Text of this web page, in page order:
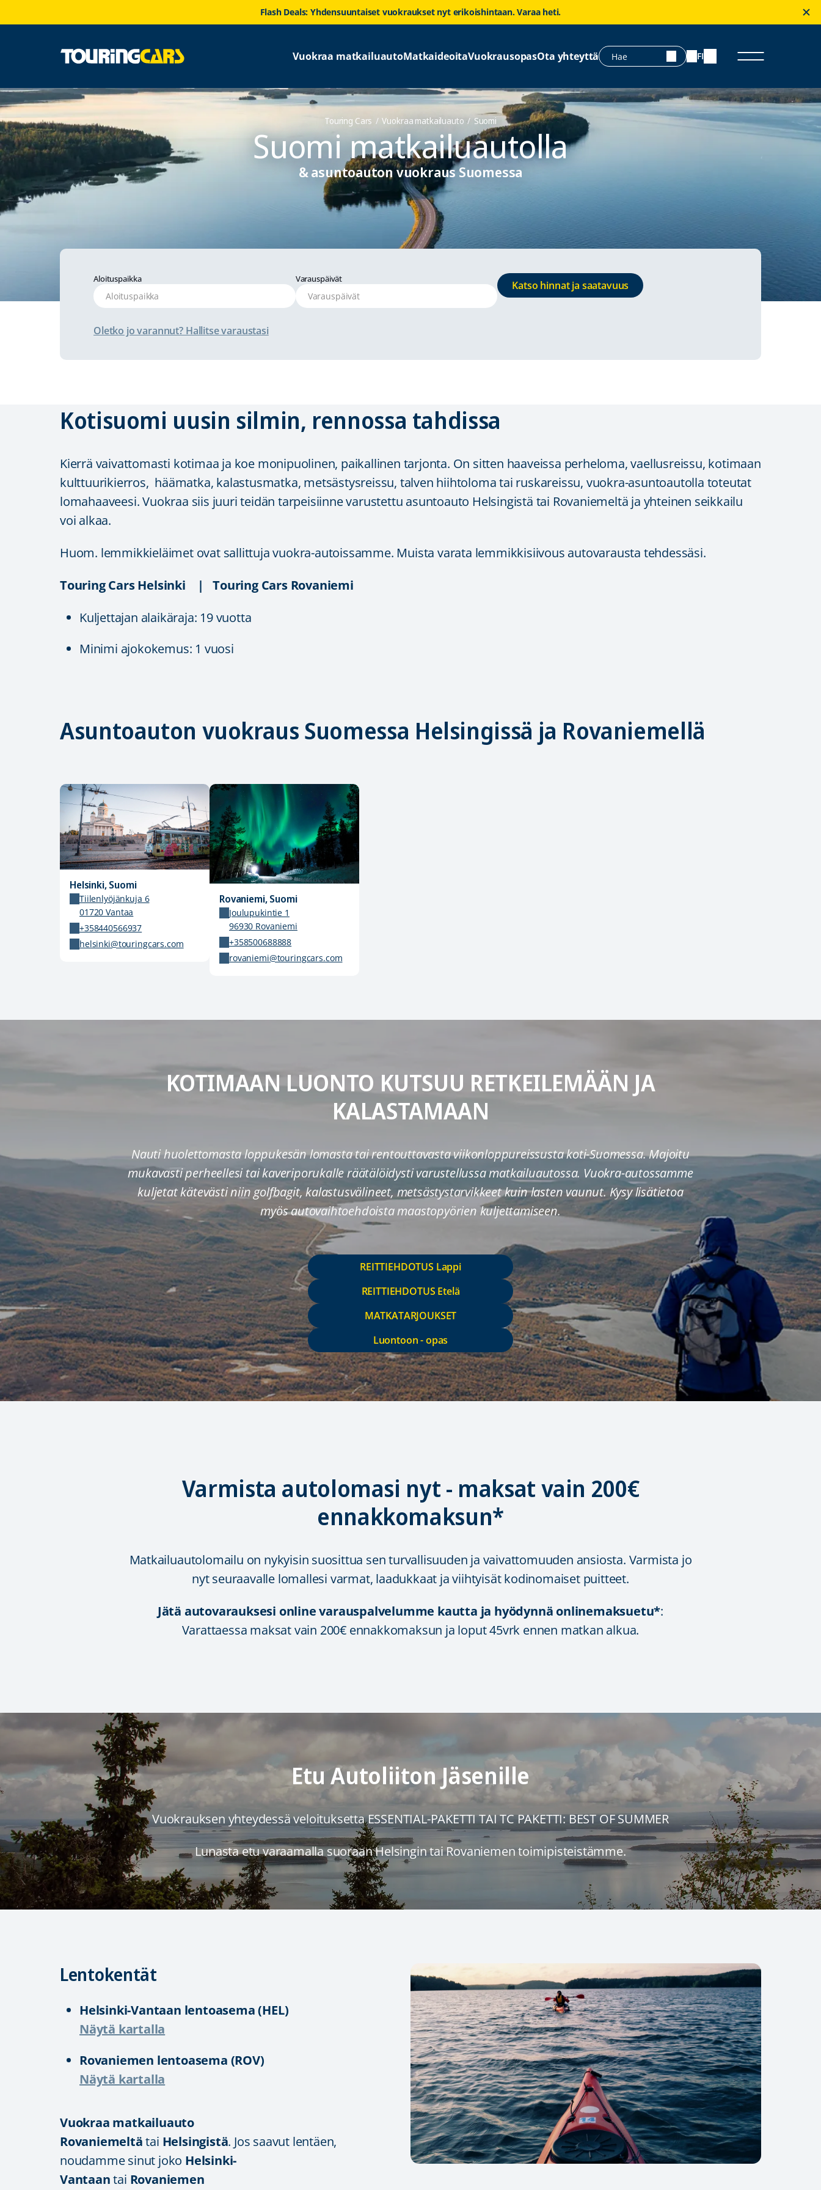
Flash Deals: Yhdensuuntaiset vuokraukset nyt erikoishintaan. Varaa heti.
Vuokraa matkailuautoMatkaideoitaVuokrausopasOta yhteyttä FI
Touring Cars Vuokraa matkailuauto Suomi
Suomi matkailuautolla
& asuntoauton vuokraus Suomessa
Aloituspaikka Varauspäivät Katso hinnat ja saatavuus
Oletko jo varannut? Hallitse varaustasi
Kotisuomi uusin silmin, rennossa tahdissa
Kierrä vaivattomasti kotimaa ja koe monipuolinen, paikallinen tarjonta. On sitten haaveissa perheloma, vaellusreissu, kotimaan
kulttuurikierros, häämatka, kalastusmatka, metsästysreissu, talven hiihtoloma tai ruskareissu, vuokra-asuntoautolla toteutat
lomahaaveesi. Vuokraa siis juuri teidän tarpeisiinne varustettu asuntoauto Helsingistä tai Rovaniemeltä ja yhteinen seikkailu
voi alkaa.
Huom. lemmikkieläimet ovat sallittuja vuokra-autoissamme. Muista varata lemmikkisiivous autovarausta tehdessäsi.
Touring Cars Helsinki | Touring Cars Rovaniemi
Kuljettajan alaikäraja: 19 vuotta
Minimi ajokokemus: 1 vuosi
Asuntoauton vuokraus Suomessa Helsingissä ja Rovaniemellä
Helsinki, Suomi
Tiilenlyöjänkuja 6
01720 Vantaa
+358440566937
helsinki@touringcars.com
Rovaniemi, Suomi
Joulupukintie 1
96930 Rovaniemi
+358500688888
rovaniemi@touringcars.com
KOTIMAAN LUONTO KUTSUU RETKEILEMÄÄN JA
KALASTAMAAN
Nauti huolettomasta loppukesän lomasta tai rentouttavasta viikonloppureissusta koti-Suomessa. Majoitu
mukavasti perheellesi tai kaveriporukalle räätälöidysti varustellussa matkailuautossa. Vuokra-autossamme
kuljetat kätevästi niin golfbagit, kalastusvälineet, metsästystarvikkeet kuin lasten vaunut. Kysy lisätietoa
myös autovaihtoehdoista maastopyörien kuljettamiseen.
REITTIEHDOTUS Lappi
REITTIEHDOTUS Etelä
MATKATARJOUKSET
Luontoon - opas
Varmista autolomasi nyt - maksat vain 200€
ennakkomaksun*
Matkailuautolomailu on nykyisin suosittua sen turvallisuuden ja vaivattomuuden ansiosta. Varmista jo
nyt seuraavalle lomallesi varmat, laadukkaat ja viihtyisät kodinomaiset puitteet.
Jätä autovarauksesi online varauspalvelumme kautta ja hyödynnä onlinemaksuetu*:
Varattaessa maksat vain 200€ ennakkomaksun ja loput 45vrk ennen matkan alkua.
Etu Autoliiton Jäsenille
Vuokrauksen yhteydessä veloituksetta ESSENTIAL-PAKETTI TAI TC PAKETTI: BEST OF SUMMER
Lunasta etu varaamalla suoraan Helsingin tai Rovaniemen toimipisteistämme.
Lentokentät
Helsinki-Vantaan lentoasema (HEL)
Näytä kartalla
Rovaniemen lentoasema (ROV)
Näytä kartalla
Vuokraa matkailuauto
Rovaniemeltätai Helsingistä. Jos saavut lentäen,
noudamme sinut joko Helsinki-
Vantaantai Rovaniemen